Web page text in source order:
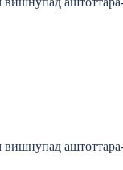
вишнупад